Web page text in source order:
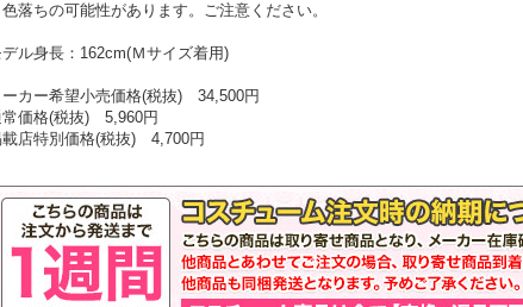
色落ちの可能性があります。ご注意ください。
デル身長：162cm(Ｍサイズ着用)
ーカー希望小売価格(税抜) 34,500円
常価格(税抜) 5,960円
載店特別価格(税抜) 4,700円